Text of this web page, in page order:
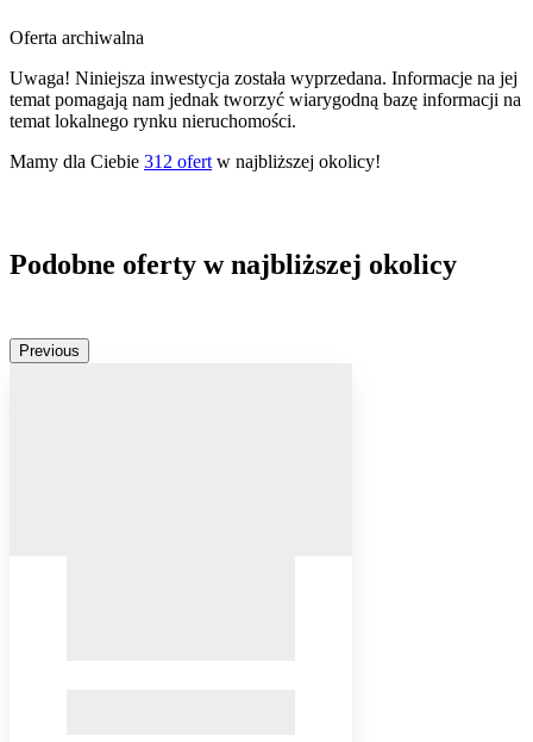
Oferta archiwalna
Uwaga! Niniejsza inwestycja została wyprzedana. Informacje na jej
temat pomagają nam jednak tworzyć wiarygodną bazę informacji na
temat lokalnego rynku nieruchomości.
Mamy dla Ciebie 312 ofert w najbliższej okolicy!
Podobne oferty w najbliższej okolicy
Previous